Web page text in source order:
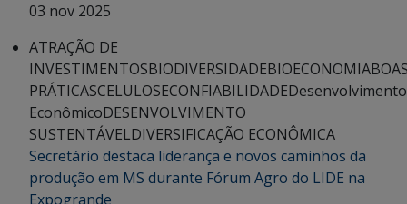
03 nov 2025
ATRAÇÃO DE
INVESTIMENTOSBIODIVERSIDADEBIOECONOMIA
PRÁTICASCELULOSECONFIABILIDADEDesenvolvimento
EconômicoDESENVOLVIMENTO
SUSTENTÁVELDIVERSIFICAÇÃO ECONÔMICA
Secretário destaca liderança e novos caminhos da
produção em MS durante Fórum Agro do LIDE na
Expogrande